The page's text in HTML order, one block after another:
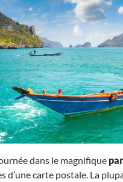
dans le magnifique
d’une carte postale. La